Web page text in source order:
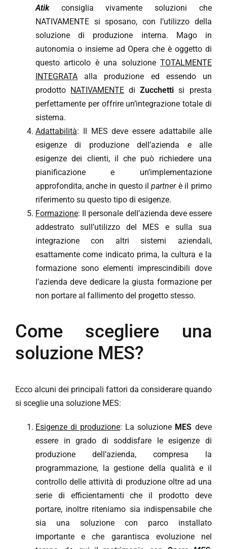
Atikconsiglia vivamente soluzioni che
NATIVAMENTE si sposano, con l’utilizzo della
soluzione di produzione interna. Mago in
autonomia o insieme ad Opera che è oggetto di
questo articolo è una soluzione TOTALMENTE
INTEGRATAalla produzione ed essendo un
prodotto NATIVAMENTEdi Zucchettisi presta
perfettamente per offrire un’integrazione totale di
sistema.
Adattabilità: Il MES deve essere adattabile alle
esigenze di produzione dell’azienda e alle
esigenze dei clienti, il che può richiedere una
pianificazione e un’implementazione
approfondita, anche in questo il partnerè il primo
riferimento su questo tipo di esigenze.
Formazione: Il personale dell’azienda deve essere
addestrato sull’utilizzo del MES e sulla sua
integrazione con altri sistemi aziendali,
esattamente come indicato prima, la cultura e la
formazione sono elementi imprescindibili dove
l’azienda deve dedicare la giusta formazione per
non portare al fallimento del progetto stesso.
Come scegliere una
soluzione MES?
Ecco alcuni dei principali fattori da considerare quando
si sceglie una soluzione MES:
Esigenze di produzione: La soluzione MESdeve
essere in grado di soddisfare le esigenze di
produzione dell’azienda, compresa la
programmazione, la gestione della qualità e il
controllo delle attività di produzione oltre ad una
serie di efficientamenti che il prodotto deve
portare, inoltre riteniamo sia indispensabile che
sia una soluzione con parco installato
importante e che garantisca evoluzione nel